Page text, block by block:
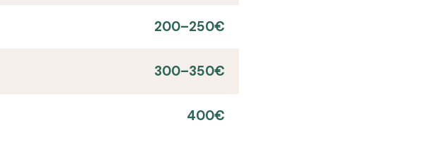
200–250€
300–350€
400€